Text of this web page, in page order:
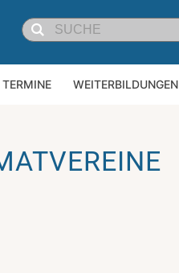
TERMINE WEITERBILDUNGEN